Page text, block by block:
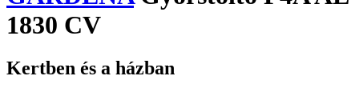
1830 CV
Kertben és a házban